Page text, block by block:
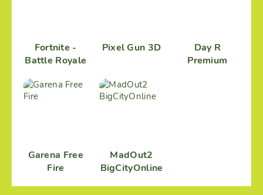
Fortnite -
Battle Royale
Pixel Gun 3D
Day R
Premium
Garena Free
Fire
MadOut2
BigCityOnline